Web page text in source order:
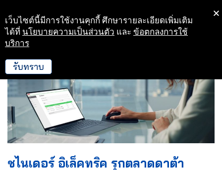
Skip
to
ชไนเดอร์ อิเล็คทริค รุกตลาดดาต้า
เว็บไซต์นี้มีการใช้งานคุกกี้ ศึกษารายละเอียดเพิ่มเติม
ได้ที่ นโยบายความเป็นส่วนตัว และ ข้อตกลงการใช้
บริการ
รับทราบ